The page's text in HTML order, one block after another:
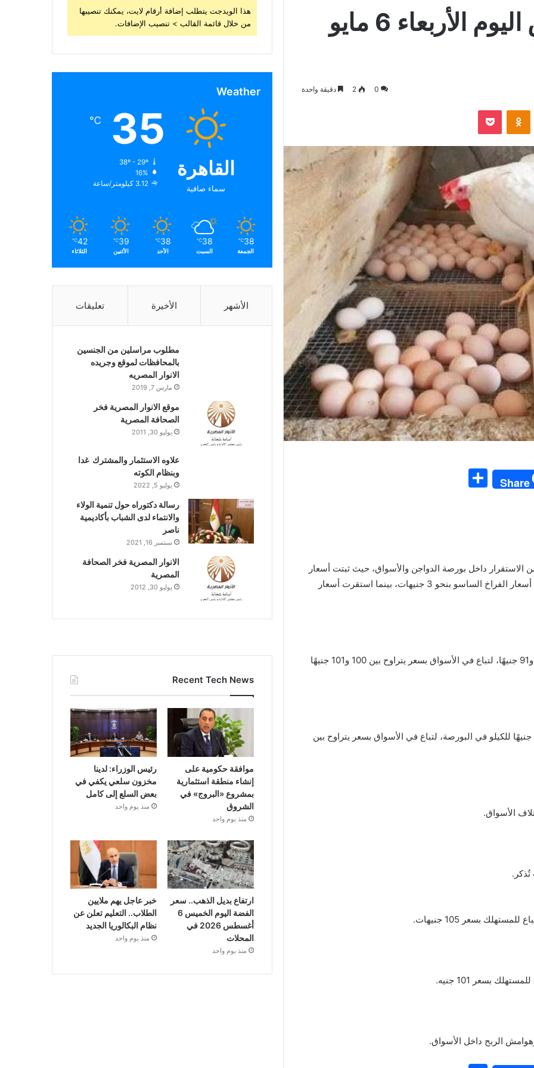
أسعار الفراخ والبيض اليوم الأربعاء 6 مايو
0
2 دقيقة واحدة
Odnoklassniki
بوكيت
Share
الفراخ اليوم الأربعاء 6 مايو 2026 حالة من الاستقرار داخل بورصة الدواجن والأسواق، حيث ثبتت أسعار
الفراخ البيضاء عند مستوياتها الأخيرة، في حين ارتفعت أسعار الفراخ الساسو بنحو 3 جنيهات، بينما استقرت أسعار
سجل سعر كيلو الفراخ البيضاء في البورصة ما بين 90 و91 جنيهًا، لتباع في الأسواق بسعر يتراوح بين 100 و101 جنيهًا
تراوحت أسعار الفراخ الحمراء (الساسو) بين 100 و101 جنيهًا للكيلو في البورصة، لتباع في الأسواق بسعر يتراوح بين
الربح داخل الأسواق.
هذا الويدجت يتطلب إضافة أرقام لايت، يمكنك تنصيبها
من خلال قائمة القالب > تنصيب الإضافات.
Weather
القاهرة
سماء صافية
35
℃
38º - 29º
16%
3.12 كيلومتر/ساعة
38
℃
الجمعة
38
℃
السبت
38
℃
الأحد
39
℃
الأثنين
42
℃
الثلاثاء
الأشهر الأخيرة تعليقات
مطلوب مراسلين من الجنسين
بالمحافظات لموقع وجريده
الانوار المصريه
مارس 7, 2019
موقع الانوار المصرية فخر
الصحافة المصرية
يوليو 30, 2011
علاوه الاستثمار والمشترك غدا
وبنظام الكوته
يوليو 5, 2022
رسالة دكتوراه حول تنمية الولاء
والانتماء لدى الشباب بأكاديمية
ناصر
سبتمبر 16, 2021
الانوار المصرية فخر الصحافة
المصرية
يوليو 30, 2012
Recent Tech News
موافقة حكومية على
إنشاء منطقة استثمارية
بمشروع «البروج» في
الشروق
منذ يوم واحد
رئيس الوزراء: لدينا
مخزون سلعي يكفي في
بعض السلع إلى كامل
منذ يوم واحد
ارتفاع بديل الذهب.. سعر
الفضة اليوم الخميس 6
أغسطس 2026 في
المحلات
منذ يوم واحد
خبر عاجل يهم ملايين
الطلاب.. التعليم تعلن عن
نظام البكالوريا الجديد
منذ يوم واحد